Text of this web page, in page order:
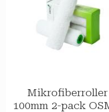
Mikrofiberroller
100mm 2-pack